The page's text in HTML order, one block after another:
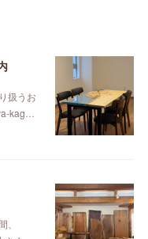
扱うお
kag…